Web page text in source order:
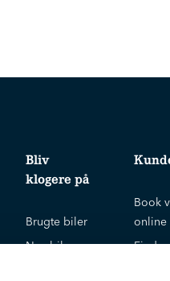
Bliv
klogere på
Brugte biler
Nye biler
Book
online
Find